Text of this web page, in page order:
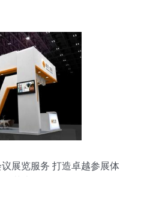
议展览服务 打造卓越参展体